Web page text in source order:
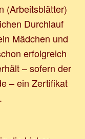
(Arbeitsblätter)
Durchlauf
Mädchen und
erfolgreich
– sofern der
– ein Zertifikat